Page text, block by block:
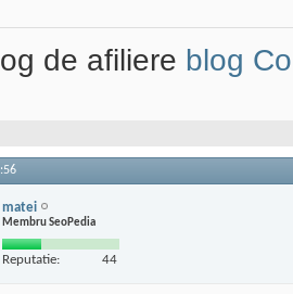
de afiliere blog
matei
Membru SeoPedia
Reputatie: 44